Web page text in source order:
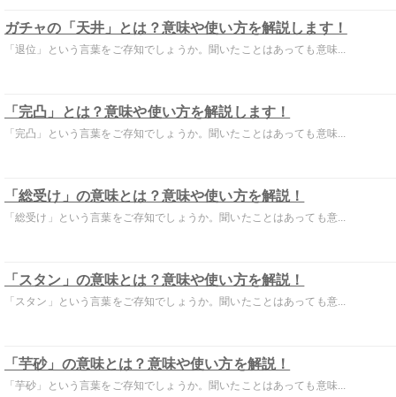
ガチャの「天井」とは？意味や使い方を解説します！
「退位」という言葉をご存知でしょうか。聞いたことはあっても意味...
「完凸」とは？意味や使い方を解説します！
「完凸」という言葉をご存知でしょうか。聞いたことはあっても意味...
「総受け」の意味とは？意味や使い方を解説！
「総受け」という言葉をご存知でしょうか。聞いたことはあっても意...
「スタン」の意味とは？意味や使い方を解説！
「スタン」という言葉をご存知でしょうか。聞いたことはあっても意...
「芋砂」の意味とは？意味や使い方を解説！
「芋砂」という言葉をご存知でしょうか。聞いたことはあっても意味...